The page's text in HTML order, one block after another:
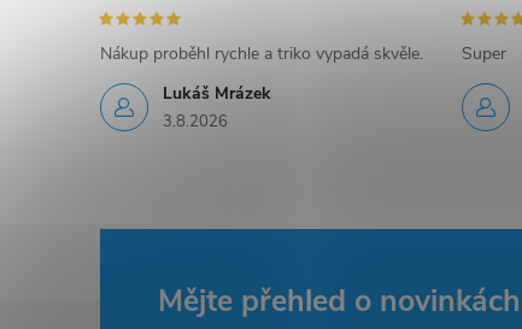
Lukáš Mrázek
3.8.2026
Nákup proběhl rychle a triko vypadá skvěle.
Super
Mějte přehled o novinkách